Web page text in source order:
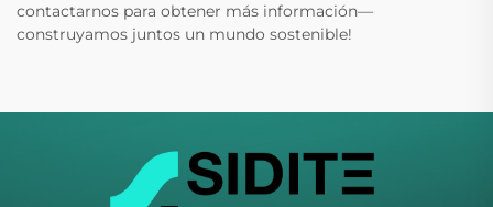
contactarnos para obtener más información—
construyamos juntos un mundo sostenible!